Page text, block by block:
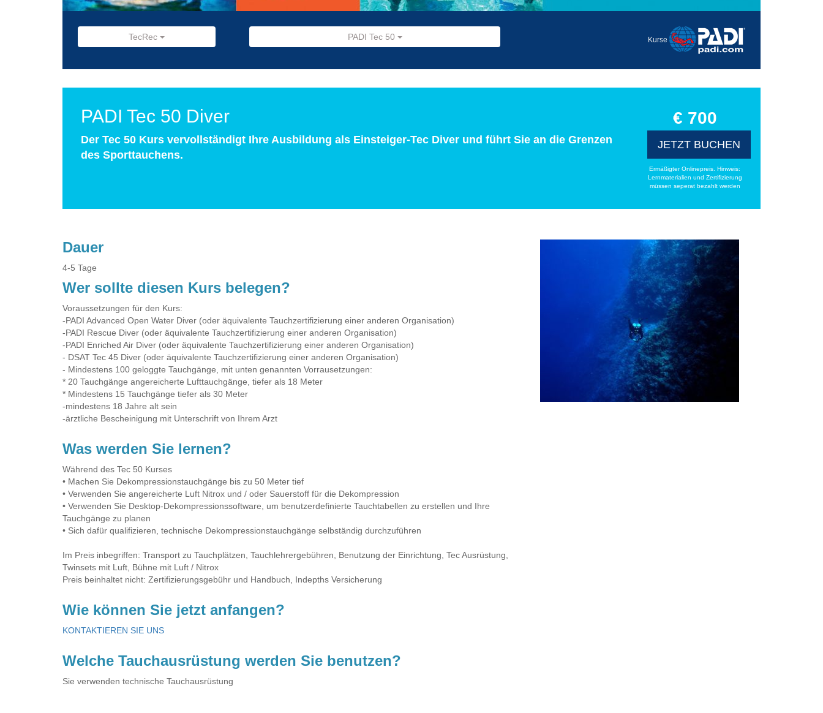
TecRec PADI Tec 50 Kurse
PADI Tec 50 Diver
Der Tec 50 Kurs vervollständigt Ihre Ausbildung als Einsteiger-Tec Diver und führt Sie an die Grenzen
des Sporttauchens.
€ 700
JETZT BUCHEN
Ermäßigter Onlinepreis. Hinweis:
Lernmaterialien und Zertifizierung
müssen seperat bezahlt werden
Dauer
4-5 Tage
Wer sollte diesen Kurs belegen?
Voraussetzungen für den Kurs:
-PADI Advanced Open Water Diver (oder äquivalente Tauchzertifizierung einer anderen Organisation)
-PADI Rescue Diver (oder äquivalente Tauchzertifizierung einer anderen Organisation)
-PADI Enriched Air Diver (oder äquivalente Tauchzertifizierung einer anderen Organisation)
- DSAT Tec 45 Diver (oder äquivalente Tauchzertifizierung einer anderen Organisation)
- Mindestens 100 geloggte Tauchgänge, mit unten genannten Vorrausetzungen:
* 20 Tauchgänge angereicherte Lufttauchgänge, tiefer als 18 Meter
* Mindestens 15 Tauchgänge tiefer als 30 Meter
-mindestens 18 Jahre alt sein
-ärztliche Bescheinigung mit Unterschrift von Ihrem Arzt
Was werden Sie lernen?
Während des Tec 50 Kurses
• Machen Sie Dekompressionstauchgänge bis zu 50 Meter tief
• Verwenden Sie angereicherte Luft Nitrox und / oder Sauerstoff für die Dekompression
• Verwenden Sie Desktop-Dekompressionssoftware, um benutzerdefinierte Tauchtabellen zu erstellen und Ihre
Tauchgänge zu planen
• Sich dafür qualifizieren, technische Dekompressionstauchgänge selbständig durchzuführen
Im Preis inbegriffen: Transport zu Tauchplätzen, Tauchlehrergebühren, Benutzung der Einrichtung, Tec Ausrüstung,
Twinsets mit Luft, Bühne mit Luft / Nitrox
Preis beinhaltet nicht: Zertifizierungsgebühr und Handbuch, Indepths Versicherung
Wie können Sie jetzt anfangen?
KONTAKTIEREN SIE UNS
Welche Tauchausrüstung werden Sie benutzen?
Sie verwenden technische Tauchausrüstung